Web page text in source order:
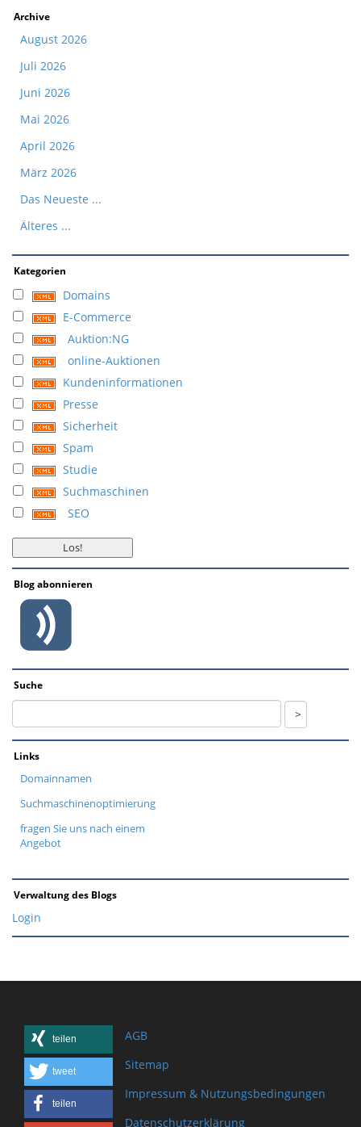
Archive
August 2026
Juli 2026
Juni 2026
Mai 2026
April 2026
März 2026
Das Neueste ...
Älteres ...
Kategorien
Domains
E-Commerce
Auktion:NG
online-Auktionen
Kundeninformationen
Presse
Sicherheit
Spam
Studie
Suchmaschinen
SEO
Blog abonnieren
Suche
Links
Domainnamen
Suchmaschinenoptimierung
fragen Sie uns nach einem
Angebot
Verwaltung des Blogs
Login
teilen
tweet
teilen
AGB
Sitemap
Impressum & Nutzungsbedingungen
Datenschutzerklärung